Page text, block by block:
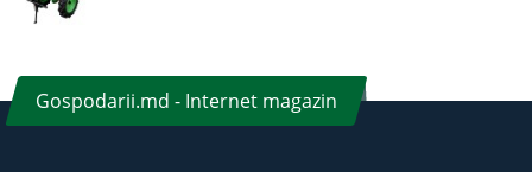
Gospodarii.md - Internet magazin